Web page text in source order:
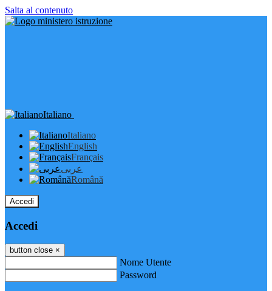
Salta al contenuto
Italiano
Italiano
English
Français
عربى
Română
Accedi
Accedi
button close ×
Nome Utente
Password